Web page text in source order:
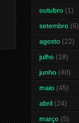
outubro (1)
setembro (6)
agosto (22)
julho (18)
junho (40)
maio (45)
abril (24)
março (5)